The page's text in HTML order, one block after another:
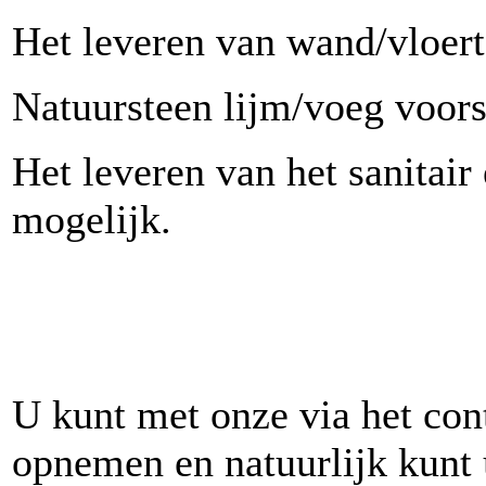
Het leveren van wand/
Natuursteen lijm/voeg
Het leveren van het
mogelijk.
U kunt met onze via het
opnemen en natuurlijk